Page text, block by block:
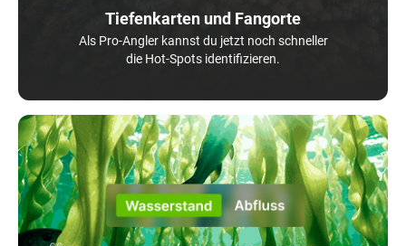
Tiefenkarten und Fangorte
Als Pro-Angler kannst du jetzt noch schneller
die Hot-Spots identifizieren.